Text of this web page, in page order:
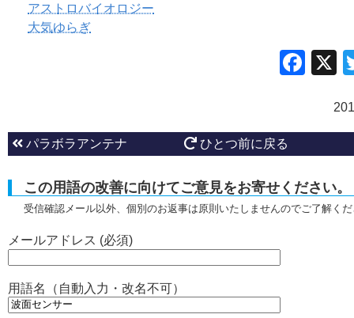
アストロバイオロジー
大気ゆらぎ
パラボラアンテナ ひとつ前に戻る
この用語の改善に向けてご意見をお寄せください。
受信確認メール以外、個別のお返事は原則いたしませんのでご了解く
メールアドレス (必須)
用語名（自動入力・改名不可）